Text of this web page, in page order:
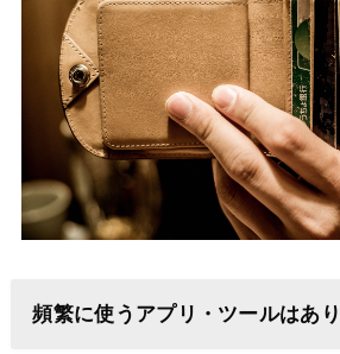
頻繁に使うアプリ・ツールはあ